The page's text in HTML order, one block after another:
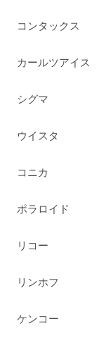
コンタックス
カールツアイス
シグマ
ウイスタ
コニカ
ポラロイド
リコー
リンホフ
ケンコー